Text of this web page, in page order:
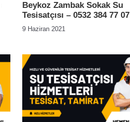
Beykoz Zambak Sokak Su
Tesisatçısı – 0532 384 77 07
9 Haziran 2021